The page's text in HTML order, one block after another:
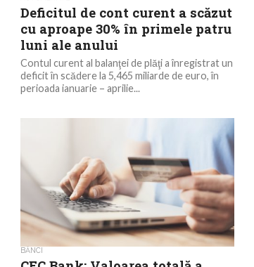
Deficitul de cont curent a scăzut
cu aproape 30% în primele patru
luni ale anului
Contul curent al balanţei de plăţi a înregistrat un
deficit în scădere la 5,465 miliarde de euro, în
perioada ianuarie – aprilie...
BĂNCI